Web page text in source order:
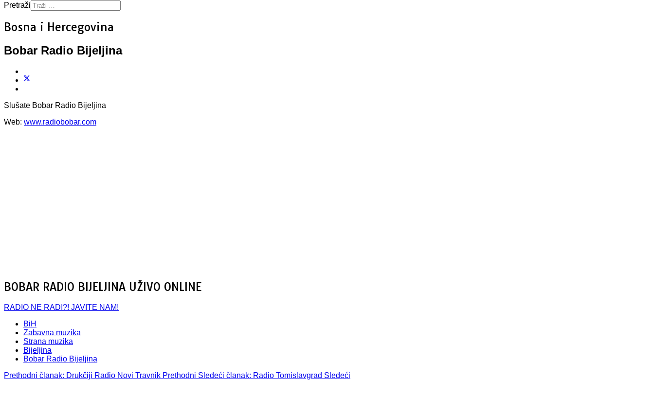
Pretraži
Bosna i Hercegovina
Bobar Radio Bijeljina
Slušate Bobar Radio Bijeljina
Web: www.radiobobar.com
BOBAR RADIO BIJELJINA UŽIVO ONLINE
RADIO NE RADI?! JAVITE NAM!
BiH
Zabavna muzika
Strana muzika
Bijeljina
Bobar Radio Bijeljina
Prethodni članak: Drukčiji Radio Novi Travnik Prethodni Sledeći članak: Radio Tomislavgrad Sledeći